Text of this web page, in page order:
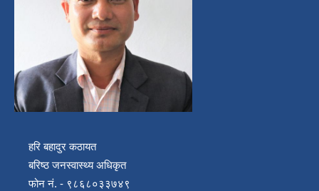
हरि बहादुर कठायत
बरिष्ठ जनस्वास्थ्य अधिकृत
फोन नं. - ९८६८०३३७४९